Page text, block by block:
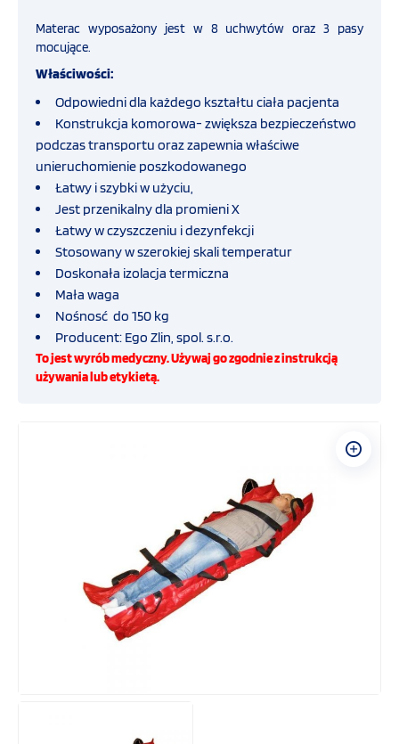
KONTAKT
SKLEP
INTERNETOWY
Obrona cywilna i ochrona ludności
Ratownictwo taktyczne
Policja
WOPR
Szkoła i sport
Hotelarstwo
Materac wyposażony jest w 8 uchwytów oraz 3 pasy
mocujące.
Właściwości:
Odpowiedni dla każdego kształtu ciała pacjenta
Konstrukcja komorowa- zwiększa bezpieczeństwo
podczas transportu oraz zapewnia właściwe
unieruchomienie poszkodowanego
Łatwy i szybki w użyciu,
Jest przenikalny dla promieni X
Łatwy w czyszczeniu i dezynfekcji
Stosowany w szerokiej skali temperatur
Doskonała izolacja termiczna
Mała waga
Nośnosć do 150 kg
Producent: Ego Zlin, spol. s.r.o.
To jest wyrób medyczny. Używaj go zgodnie z instrukcją
używania lub etykietą.